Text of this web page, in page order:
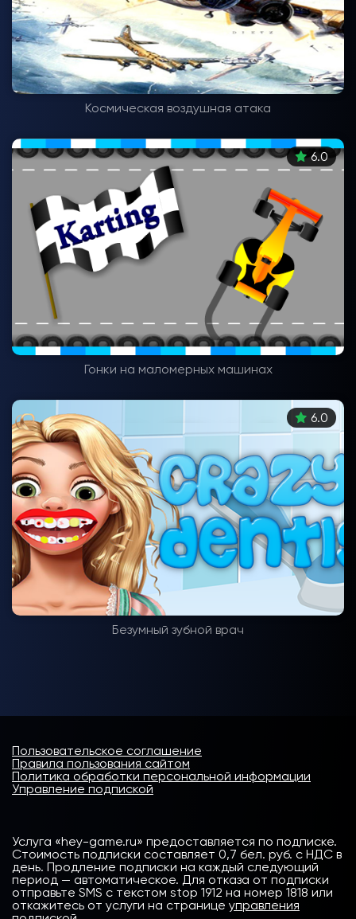
Космическая воздушная атака
6.0
Гонки на маломерных машинах
6.0
Безумный зубной врач
Пользовательское соглашение
Правила пользования сайтом
Политика обработки персональной информации
Управление подпиской
Услуга «hey-game.ru» предоставляется по подписке.
Стоимость подписки составляет 0,7 бел. руб. с НДС в
день. Продление подписки на каждый следующий
период — автоматическое. Для отказа от подписки
отправьте SMS с текстом stop 1912 на номер 1818 или
откажитесь от услуги на странице управления